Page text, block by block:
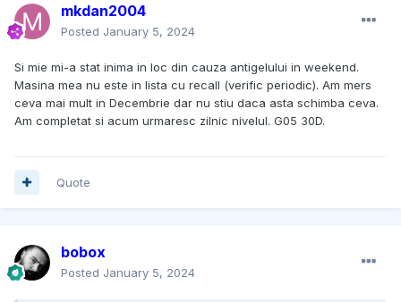
mkdan2004
Posted January 5, 2024
Si mie mi-a stat inima in loc din cauza antigelului in weekend.
Masina mea nu este in lista cu recall (verific periodic). Am mers
ceva mai mult in Decembrie dar nu stiu daca asta schimba ceva.
Am completat si acum urmaresc zilnic nivelul. G05 30D.
Quote
bobox
Posted January 5, 2024